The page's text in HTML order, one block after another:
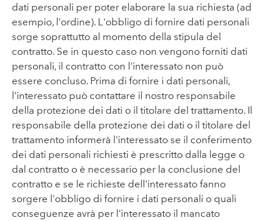
dati personali per poter elaborare la sua richiesta (ad
esempio, l'ordine). L'obbligo di fornire dati personali
sorge soprattutto al momento della stipula del
contratto. Se in questo caso non vengono forniti dati
personali, il contratto con l'interessato non può
essere concluso. Prima di fornire i dati personali,
l'interessato può contattare il nostro responsabile
della protezione dei dati o il titolare del trattamento. Il
responsabile della protezione dei dati o il titolare del
trattamento informerà l'interessato se il conferimento
dei dati personali richiesti è prescritto dalla legge o
dal contratto o è necessario per la conclusione del
contratto e se le richieste dell'interessato fanno
sorgere l'obbligo di fornire i dati personali o quali
conseguenze avrà per l'interessato il mancato